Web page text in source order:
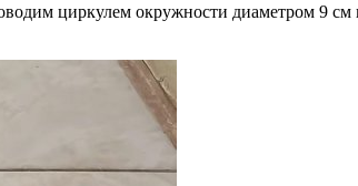
циркулем окружности диаметром 9